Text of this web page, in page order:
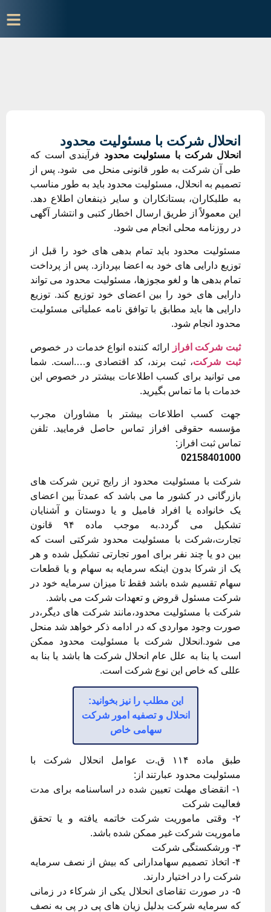
انحلال شرکت با مسئولیت محدود
انحلال شرکت با مسئولیت محدود فرآیندی است که
طی آن شرکت به طور قانونی منحل می شود. پس از
تصمیم به انحلال، مسئولیت محدود باید به طور مناسب
به طلبکاران، بستانکاران و سایر ذینفعان اطلاع دهد.
این معمولاً از طریق ارسال اخطار کتبی و انتشار آگهی
در روزنامه محلی انجام می شود.
مسئولیت محدود باید تمام بدهی های خود را قبل از
توزیع دارایی های خود به اعضا بپردازد. پس از پرداخت
تمام بدهی ها و لغو مجوزها، مسئولیت محدود می تواند
دارایی های خود را بین اعضای خود توزیع کند. توزیع
دارایی ها باید مطابق با توافق نامه عملیاتی مسئولیت
محدود انجام شود.
ثبت شرکت افراز
ارائه کننده انواع خدمات در خصوص
ثبت شرکت، ثبت برند، کد اقتصادی و….است. شما
می توانید برای کسب اطلاعات بیشتر در خصوص این
خدمات با ما تماس بگیرید.
جهت کسب اطلاعات بیشتر با مشاوران مجرب
مؤسسه حقوقی افراز تماس حاصل فرمایید. تلفن
تماس ثبت افراز:
02158401000
شرکت با مسئولیت محدود از رایج ترین شرکت های
بازرگانی در کشور ما می باشد که عمدتاَ بین اعضای
یک خانواده یا افراد فامیل و یا دوستان و آشنایان
تشکیل می گردد.به موجب ماده ۹۴ قانون
تجارت،شرکت با مسئولیت محدود شرکتی است که
بین دو یا چند نفر برای امور تجارتی تشکیل شده و هر
یک از شرکا بدون اینکه سرمایه به سهام و یا قطعات
سهام تقسیم شده باشد فقط تا میزان سرمایه خود در
شرکت مسئول قروض و تعهدات شرکت می باشد.
شرکت با مسئولیت محدود،مانند شرکت های دیگر،در
صورت وجود مواردی که در ادامه ذکر خواهد شد منحل
می شود.انحلال شرکت با مسئولیت محدود ممکن
است یا بنا به علل عام انحلال شرکت ها باشد یا بنا به
عللی که خاص این نوع شرکت است.
این مطلب را نیز بخوانید:
انحلال و تصفیه امور شرکت
سهامی خاص
طبق ماده ۱۱۴ ق.ت عوامل انحلال شرکت با
مسئولیت محدود عبارتند از:
۱- انقضای مهلت تعیین شده در اساسنامه برای مدت
فعالیت شرکت
۲- وقتی ماموریت شرکت خاتمه یافته و یا تحقق
ماموریت شرکت غیر ممکن شده باشد.
۳- ورشکستگی شرکت
۴- اتخاذ تصمیم سهامدارانی که بیش از نصف سرمایه
شرکت را در اختیار دارند.
۵- در صورت تقاضای انحلال یکی از شرکاء در زمانی
که سرمایه شرکت بدلیل زیان های پی در پی به نصف